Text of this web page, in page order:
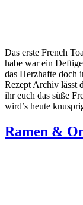
Das erste French
habe war ein
das Herzhafte doch
Rezept Archiv lässt
ihr euch das süße
wird’s heute
Ramen &